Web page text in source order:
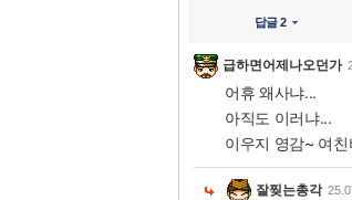
답글 2
급하면어제나오던가
어휴 왜사냐...
아직도 이러냐...
이우지 영감~ 여친
잘찢는총각